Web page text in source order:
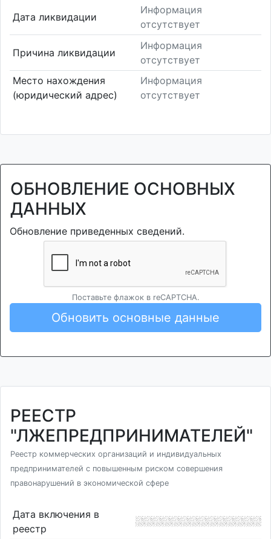
Дата ликвидации
Информация
отсутствует
Причина ликвидации
Информация
отсутствует
Место нахождения
(юридический адрес)
Информация
отсутствует
ОБНОВЛЕНИЕ ОСНОВНЫХ
ДАННЫХ
Обновление приведенных сведений.
Поставьте флажок в reCAPTCHA.
Обновить основные данные
РЕЕСТР
"ЛЖЕПРЕДПРИНИМАТЕЛЕЙ"
Реестр коммерческих организаций и индивидуальных
предпринимателей с повышенным риском совершения
правонарушений в экономической сфере
Дата включения в
реестр